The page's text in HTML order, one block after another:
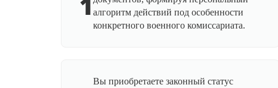
алгоритм действий под особенности
конкретного военного комиссариата.
Вы приобретаете законный статус